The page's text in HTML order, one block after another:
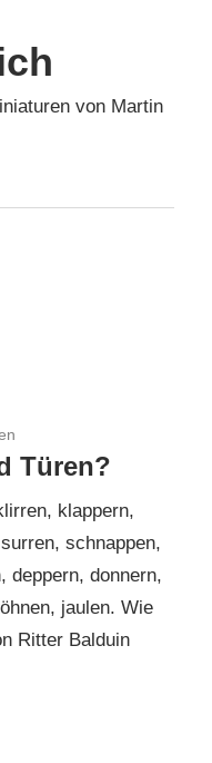
von Martin
Türen?
klappern,
schnappen,
deppern, donnern,
jaulen. Wie
Ritter Balduin